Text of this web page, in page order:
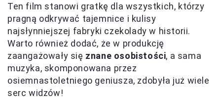
Ten film stanowi gratkę dla wszystkich, którzy
pragną odkrywać tajemnice i kulisy
najsłynniejszej fabryki czekolady w historii.
Warto również dodać, że w produkcję
zaangażowały się znane osobistości, a sama
muzyka, skomponowana przez
osiemnastoletniego geniusza, zdobyła już wiele
serc widzów!